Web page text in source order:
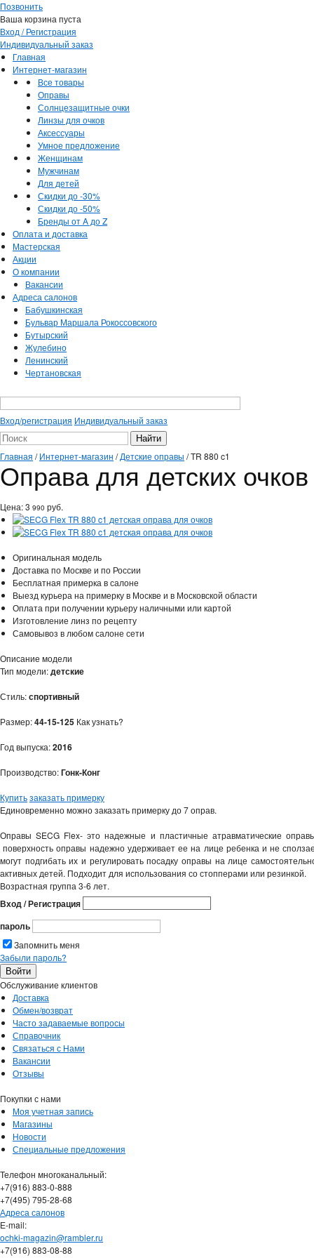
Позвонить
Ваша корзина пуста
Вход / Регистрация
Индивидуальный заказ
Главная
Интернет-магазин
Все товары
Оправы
Солнцезащитные очки
Линзы для очков
Аксессуары
Умное предложение
Женщинам
Мужчинам
Для детей
Скидки до -30%
Скидки до -50%
Бренды от A до Z
Оплата и доставка
Мастерская
Акции
О компании
Вакансии
Адреса салонов
Бабушкинская
Бульвар Маршала Рокоссовского
Бутырский
Жулебино
Ленинский
Чертановская
Вход/регистрация Индивидуальный заказ
Главная /Интернет-магазин /Детские оправы /TR 880 c1
Оправа для детских
Цена:3 990 руб.
Оригинальная модель
Доставка по Москве и по России
Бесплатная примерка в салоне
Выезд курьера на примерку в Москве и в Московской области
Оплата при получении курьеру наличными или картой
Изготовление линз по рецепту
Самовывоз в любом салоне сети
Описание модели
Тип модели:детские
Стиль:спортивный
Размер:44-15-125 Как узнать?
Год выпуска:2016
Производство:Гонк-Конг
Купитьзаказать примерку
Единовременно можно заказать примерку до 7 оправ.
Оправы SECG Flex- это надежные и пластичные атравматические
поверхность оправы надежно удерживает ее на лице ребенка и не
могут подгибать их и регулировать посадку оправы на лице
активных детей. Подходит для использования со стопперами или резинкой.
Возрастная группа 3-6 лет.
Вход / Регистрация
пароль
Запомнить меня
Забыли пароль?
Обслуживание клиентов
Доставка
Обмен/возврат
Часто задаваемые вопросы
Справочник
Связаться с Нами
Вакансии
Отзывы
Покупки с нами
Моя учетная запись
Магазины
Новости
Специальные предложения
Телефон многоканальный:
+7(916) 883-0-888
+7(495) 795-28-68
Адреса салонов
Е-mail:
ochki-magazin@rambler.ru
+7(916) 883-08-88